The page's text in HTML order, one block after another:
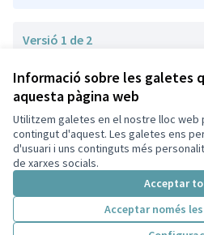
Informació sobre les galetes
aquesta pàgina web
Utilitzem galetes en el nostre lloc web
contingut d'aquest. Les galetes ens
d'usuari i uns continguts més
de xarxes socials.
Acceptar
Acceptar només
Versió 1 de 2
Termes i condicions d'ús
Configuració de les galetes
Ajuntament de Castelldefels a X
(Enllaç extern)
Ajuntament de Castelldefels a
(Enllaç extern)
Ajuntament de
(Enllaç extern)
Ajuntament de
(Enllaç extern)
Triar la llenguaElegir el idioma